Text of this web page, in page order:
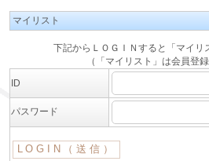
マイリスト
下記からＬＯＧＩＮすると「マイリ
（「マイリスト」は会員登
ID
パスワード